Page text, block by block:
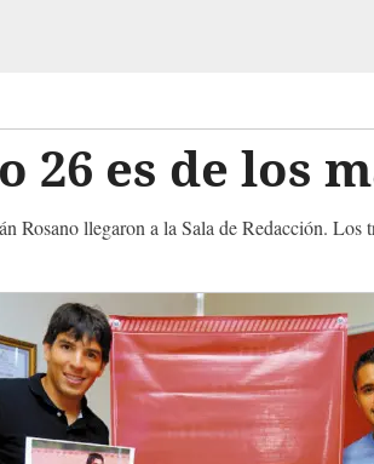
26 es de los
Rosano llegaron a la Sala de Redacción.